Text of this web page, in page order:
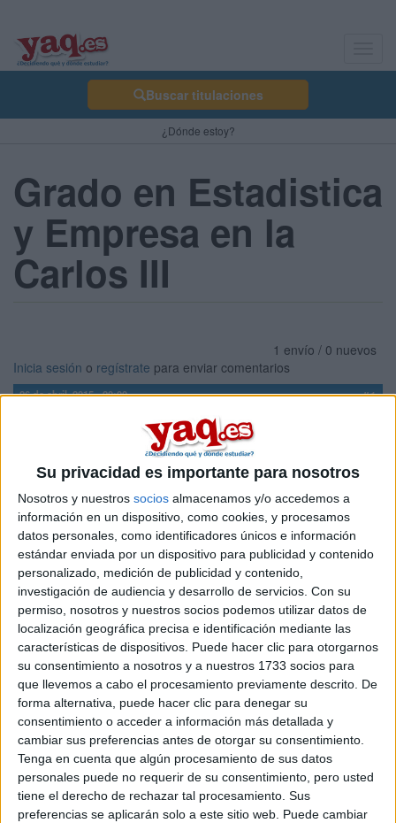
Su privacidad es importante para nosotros
Nosotros y nuestros socios almacenamos y/o accedemos a
información en un dispositivo, como cookies, y procesamos
datos personales, como identificadores únicos e información
estándar enviada por un dispositivo para publicidad y contenido
personalizado, medición de publicidad y contenido,
investigación de audiencia y desarrollo de servicios. Con su
permiso, nosotros y nuestros socios podemos utilizar datos de
localización geográfica precisa e identificación mediante las
características de dispositivos. Puede hacer clic para otorgarnos
su consentimiento a nosotros y a nuestros 1733 socios para
que llevemos a cabo el procesamiento previamente descrito. De
forma alternativa, puede hacer clic para denegar su
consentimiento o acceder a información más detallada y
cambiar sus preferencias antes de otorgar su consentimiento.
Tenga en cuenta que algún procesamiento de sus datos
personales puede no requerir de su consentimiento, pero usted
tiene el derecho de rechazar tal procesamiento. Sus
preferencias se aplicarán solo a este sitio web. Puede cambiar
Buscar titulaciones
¿Dónde estoy?
Grado en Estadistica
y Empresa en la
Carlos III
1 envío / 0 nuevos
Inicia sesión o regístrate para enviar comentarios
26 de abril, 2015 - 20:00 #1
Desconectado
Buenas, ¿que opnias de este grado?. Me encanta pero tengo
miedo delas salidas, y de lo q miren las empresas. ¿Alguien
conoce algo del grado?.
Gracias.
Inicio
Etiquetas: La universidad - un mundo